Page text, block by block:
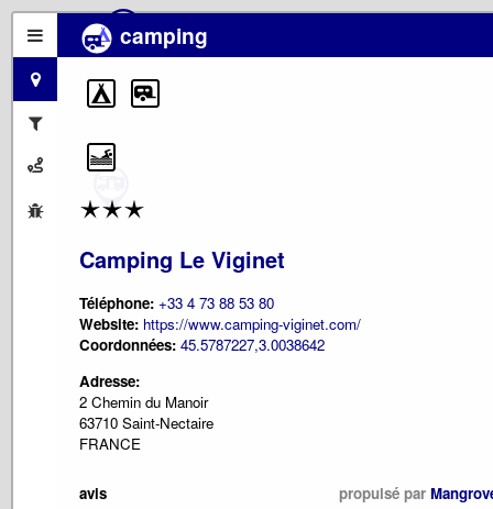
camping
Camping Le Viginet
Téléphone: +33 4 73 88 53 80
Website: https://www.camping-viginet.com/
Coordonnées: 45.5787227,3.0038642
Adresse:
2 Chemin du Manoir
63710 Saint-Nectaire
FRANCE
avis propulsé par